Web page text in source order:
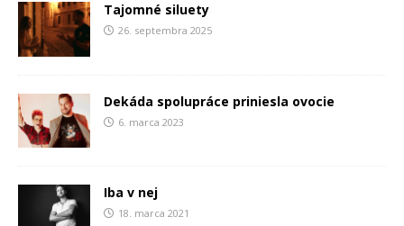
Tajomné siluety
26. septembra 2025
Dekáda spolupráce priniesla ovocie
6. marca 2023
Iba v nej
18. marca 2021